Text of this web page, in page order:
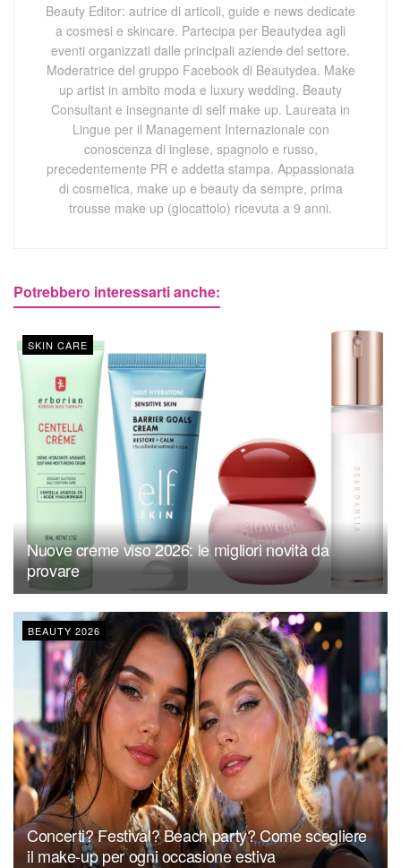
Beauty Editor: autrice di articoli, guide e news dedicate
a cosmesi e skincare. Partecipa per Beautydea agli
eventi organizzati dalle principali aziende del settore.
Moderatrice del gruppo Facebook di Beautydea. Make
up artist in ambito moda e luxury wedding. Beauty
Consultant e insegnante di self make up. Laureata in
Lingue per il Management Internazionale con
conoscenza di inglese, spagnolo e russo,
precedentemente PR e addetta stampa. Appassionata
di cosmetica, make up e beauty da sempre, prima
trousse make up (giocattolo) ricevuta a 9 anni.
Potrebbero interessarti anche:
SKIN CARE
Nuove creme viso 2026: le migliori novità da
provare
BEAUTY 2026
Concerti? Festival? Beach party? Come scegliere
il make-up per ogni occasione estiva